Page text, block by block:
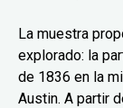
La muestra
explorado: la
de 1836 en la
Austin. A partir